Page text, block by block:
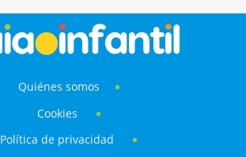
Quiénes somos
Cookies
Política de privacidad